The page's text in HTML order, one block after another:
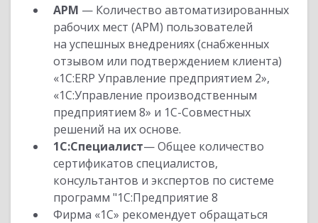
АРМ — Количество автоматизированных
рабочих мест (АРМ) пользователей
на успешных внедрениях (снабженных
отзывом или подтверждением клиента)
«1С:ERP Управление предприятием 2»,
«1С:Управление производственным
предприятием 8» и 1С-Совместных
решений на их основе.
1С:Специалист— Общее количество
сертификатов специалистов,
консультантов и экспертов по системе
программ "1С:Предприятие 8
Фирма «1С» рекомендует обращаться